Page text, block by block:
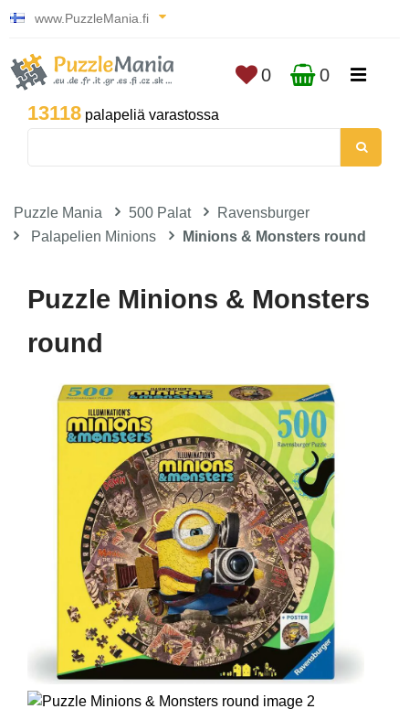
www.PuzzleMania.fi
13118 palapeliä varastossa
0 0
Puzzle Mania 500 Palat
Ravensburger
Palapelien Minions
Minions & Monsters round
Puzzle Minions & Monsters
round